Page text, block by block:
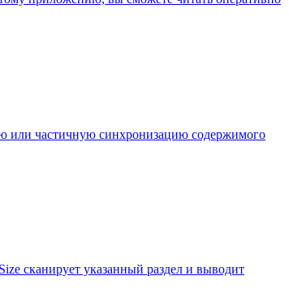
или частичную синхронизацию содержимого
сканирует указанный раздел и выводит